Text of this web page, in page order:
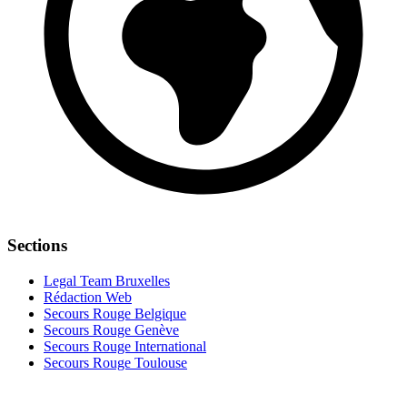
Sections
Legal Team Bruxelles
Rédaction Web
Secours Rouge Belgique
Secours Rouge Genève
Secours Rouge International
Secours Rouge Toulouse